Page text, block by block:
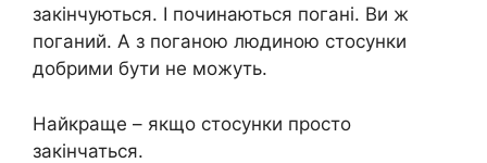
закінчуються. І починаються погані. Ви ж
поганий. А з поганою людиною стосунки
добрими бути не можуть.
Найкраще – якщо стосунки просто
закінчаться.